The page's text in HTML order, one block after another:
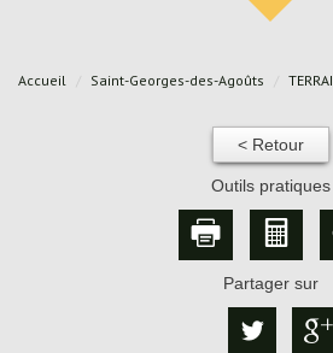
Accueil Saint-Georges-des-Agoûts
< Retour
Outils pratiques
Partager sur